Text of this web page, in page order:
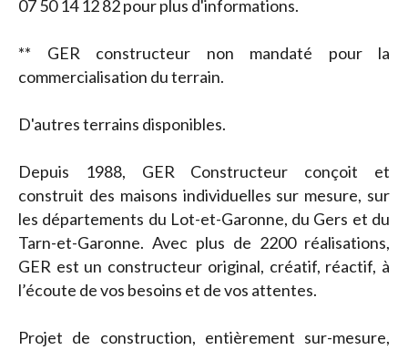
07 50 14 12 82 pour plus d'informations.
** GER constructeur non mandaté pour la
commercialisation du terrain.
D'autres terrains disponibles.
Depuis 1988, GER Constructeur conçoit et
construit des maisons individuelles sur mesure, sur
les départements du Lot-et-Garonne, du Gers et du
Tarn-et-Garonne. Avec plus de 2200 réalisations,
GER est un constructeur original, créatif, réactif, à
l’écoute de vos besoins et de vos attentes.
Projet de construction, entièrement sur-mesure,